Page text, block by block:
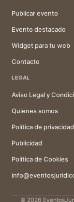
Publicar evento
Evento destacado
Widget para tu web
Contacto
LEGAL
Aviso Legal y
Quienes somos
Política de privacidad
Publicidad
Política de Cookies
© 2026